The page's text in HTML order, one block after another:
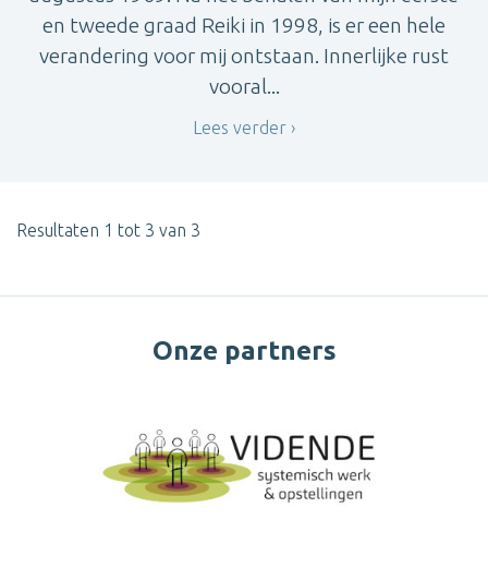
en tweede graad Reiki in 1998, is er een hele
verandering voor mij ontstaan. Innerlijke rust
vooral...
Lees verder
Resultaten 1 tot 3 van 3
Onze partners